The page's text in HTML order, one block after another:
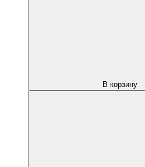
В корзину